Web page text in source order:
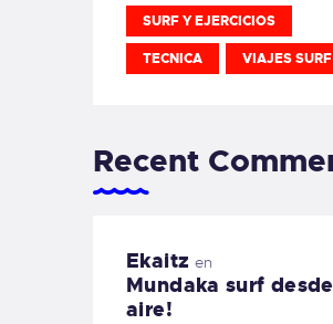
SURF Y EJERCICIOS
TECNICA VIAJES SURF
Recent
Ekaitz en
Mundaka surf
aire!